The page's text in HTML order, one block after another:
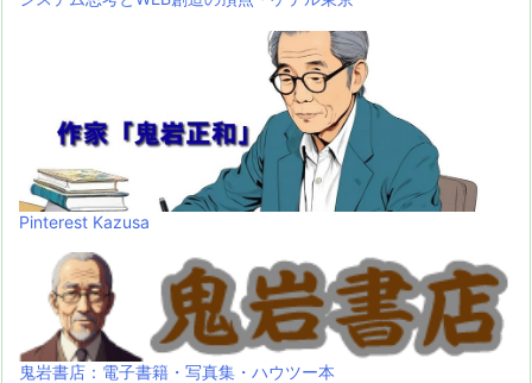
Pinterest Kazusa
鬼岩書店：電子書籍・写真集・ハウツー本